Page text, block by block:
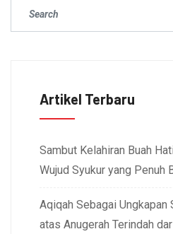
Artikel Terbaru
Sambut Kelahiran Buah
Wujud Syukur yang Penuh
Aqiqah Sebagai Ungkapan
atas Anugerah Terindah